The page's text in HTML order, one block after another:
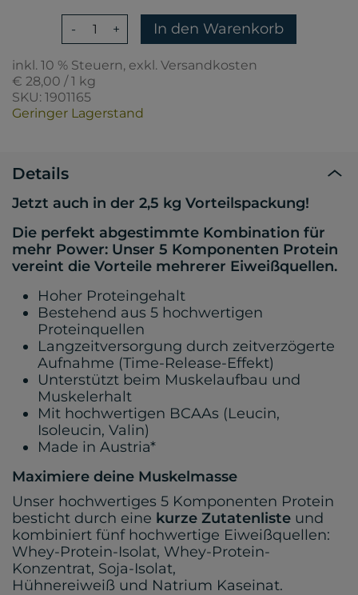
- + In den Warenkorb
inkl. 10 % Steuern, exkl. Versandkosten
€ 28,00 / 1 kg
SKU: 1901165
Geringer Lagerstand
Details
Jetzt auch in der 2,5 kg Vorteilspackung!
Die perfekt abgestimmte Kombination für
mehr Power: Unser 5 Komponenten Protein
vereint die Vorteile mehrerer Eiweißquellen.
Hoher Proteingehalt
Bestehend aus 5 hochwertigen
Proteinquellen
Langzeitversorgung durch zeitverzögerte
Aufnahme (Time-Release-Effekt)
Unterstützt beim Muskelaufbau und
Muskelerhalt
Mit hochwertigen BCAAs (Leucin,
Isoleucin, Valin)
Made in Austria*
Maximiere deine Muskelmasse
Unser hochwertiges 5 Komponenten Protein
besticht durch eine kurze Zutatenliste und
kombiniert fünf hochwertige Eiweißquellen:
Whey-Protein-Isolat, Whey-Protein-
Konzentrat, Soja-Isolat,
Hühnereiweiß und Natrium Kaseinat.